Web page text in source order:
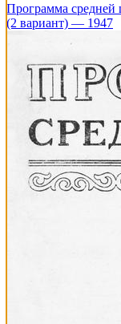
Программа
(2 вариант) — 1947